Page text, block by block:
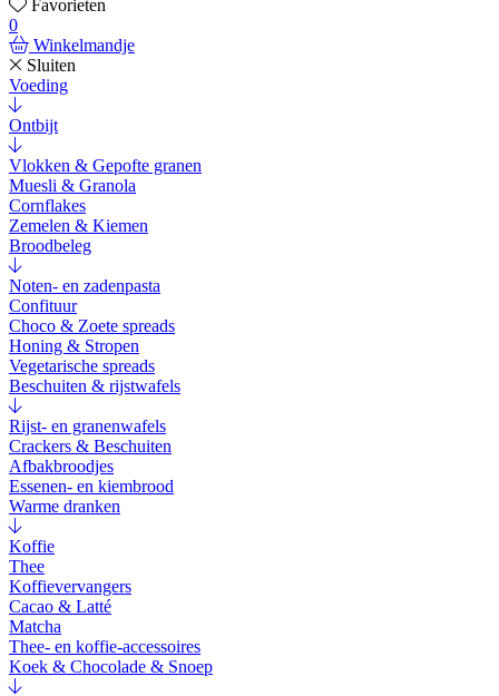
Favorieten
0
Winkelmandje
Sluiten
Voeding
Ontbijt
Vlokken & Gepofte granen
Muesli & Granola
Cornflakes
Zemelen & Kiemen
Broodbeleg
Noten- en zadenpasta
Confituur
Choco & Zoete spreads
Honing & Stropen
Vegetarische spreads
Beschuiten & rijstwafels
Rijst- en granenwafels
Crackers & Beschuiten
Afbakbroodjes
Essenen- en kiembrood
Warme dranken
Koffie
Thee
Koffievervangers
Cacao & Latté
Matcha
Thee- en koffie-accessoires
Koek & Chocolade & Snoep